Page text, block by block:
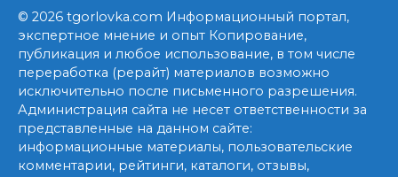
© 2026 tgorlovka.com Информационный портал,
экспертное мнение и опыт Копирование,
публикация и любое использование, в том числе
переработка (рерайт) материалов возможно
исключительно после письменного разрешения.
Администрация сайта не несет ответственности за
представленные на данном сайте:
информационные материалы, пользовательские
комментарии, рейтинги, каталоги, отзывы,